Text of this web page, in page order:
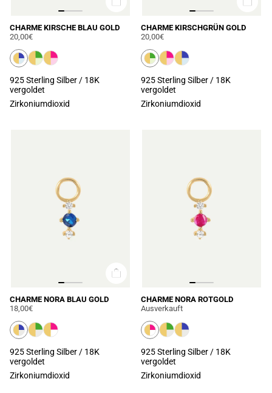
CHARME KIRSCHE BLAU GOLD
20,00€
925 Sterling Silber / 18K
vergoldet
Zirkoniumdioxid
CHARME KIRSCHGRÜN GOLD
20,00€
925 Sterling Silber / 18K
vergoldet
Zirkoniumdioxid
CHARME NORA BLAU GOLD
18,00€
925 Sterling Silber / 18K
vergoldet
Zirkoniumdioxid
CHARME NORA ROTGOLD
Ausverkauft
925 Sterling Silber / 18K
vergoldet
Zirkoniumdioxid